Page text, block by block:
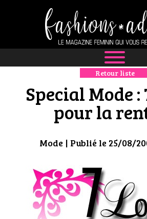
NEWS
MODE
BOUTIQUE
CULTURE
Retour liste
Special Mode :
pour la
Mode| Publié le 25/08/